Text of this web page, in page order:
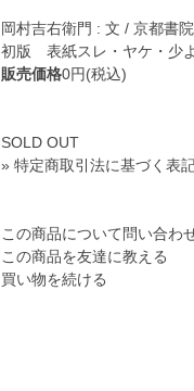
岡村吉右衛門 : 文 / 京都書
初版 表紙スレ・ヤケ・少
販売価格0円(税込)
SOLD OUT
» 特定商取引法に基づく表
この商品について問い合わ
この商品を友達に教える
買い物を続ける